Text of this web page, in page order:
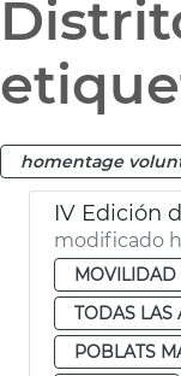
homentage
IV Edición
modificado
MOVILIDAD
TODAS LAS
POBLATS